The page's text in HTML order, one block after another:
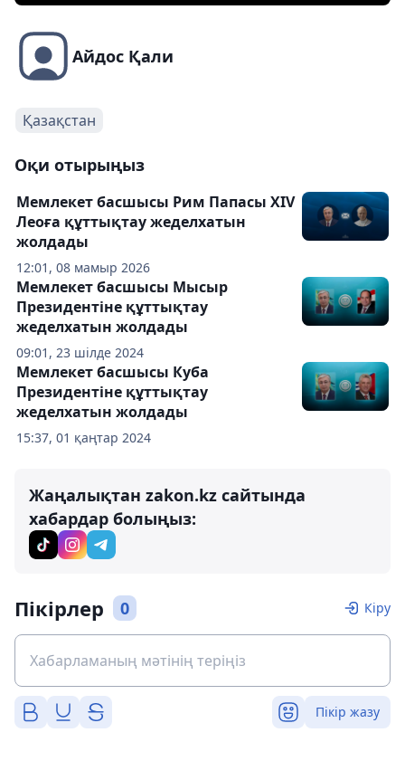
Айдос Қали
Қазақстан
Оқи отырыңыз
12:01, 08 мамыр 2026
Мемлекет басшысы Рим Папасы XIV
Леоға құттықтау жеделхатын
жолдады
09:01, 23 шілде 2024
Мемлекет басшысы Мысыр
Президентіне құттықтау
жеделхатын жолдады
15:37, 01 қаңтар 2024
Мемлекет басшысы Куба
Президентіне құттықтау
жеделхатын жолдады
Жаңалықтан zakon.kz сайтында
хабардар болыңыз:
Пікірлер 0 Кіру
Пікір жазу